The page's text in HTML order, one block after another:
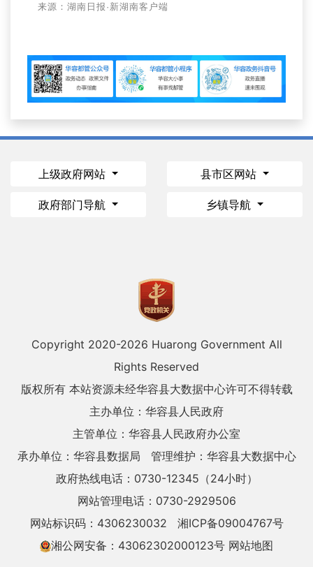
来源：湖南日报·新湖南客户端
上级政府网站 县市区网站
政府部门导航 乡镇导航
Copyright 2020-2026 Huarong Government All
Rights Reserved
版权所有 本站资源未经华容县大数据中心许可不得转载
主办单位：华容县人民政府
主管单位：华容县人民政府办公室
承办单位：华容县数据局
管理维护：华容县大数据中心
政府热线电话：0730-12345（24小时）
网站管理电话：0730-2929506
网站标识码：4306230032
湘ICP备09004767号
湘公网安备：43062302000123号 网站地图